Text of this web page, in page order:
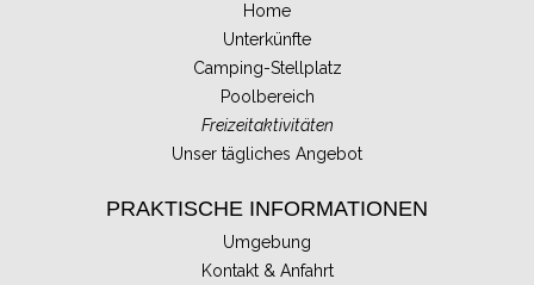
Home
Unterkünfte
Camping-Stellplatz
Poolbereich
Freizeitaktivitäten
Unser tägliches Angebot
PRAKTISCHE INFORMATIONEN
Umgebung
Kontakt & Anfahrt